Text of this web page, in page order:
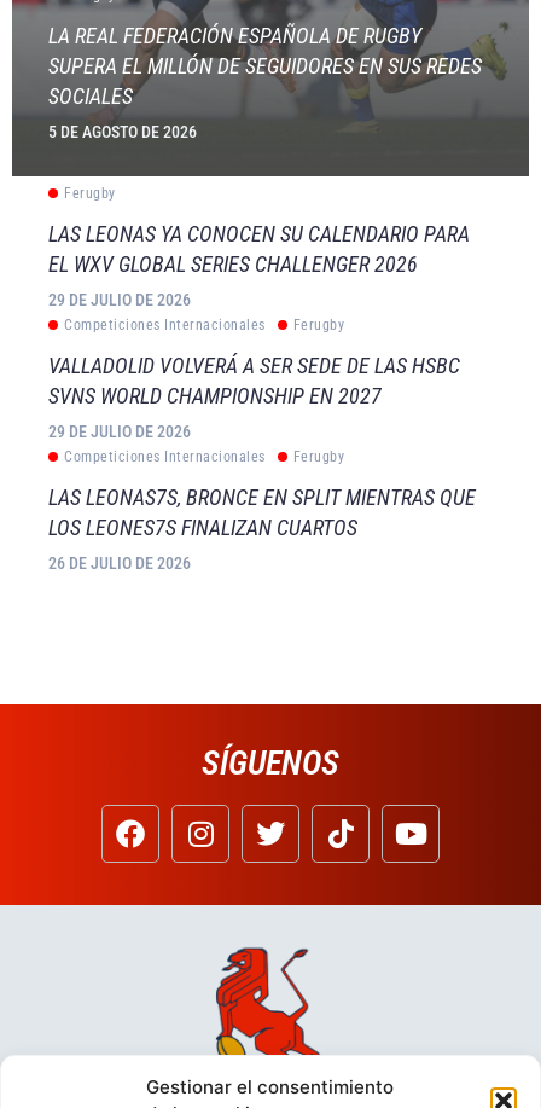
Gestionar el consentimiento
LA REAL FEDERACIÓN ESPAÑOLA DE RUGBY
SUPERA EL MILLÓN DE SEGUIDORES EN SUS REDES
SOCIALES
5 DE AGOSTO DE 2026
Ferugby
LAS LEONAS YA CONOCEN SU CALENDARIO PARA
EL WXV GLOBAL SERIES CHALLENGER 2026
29 DE JULIO DE 2026
Competiciones Internacionales Ferugby
VALLADOLID VOLVERÁ A SER SEDE DE LAS HSBC
SVNS WORLD CHAMPIONSHIP EN 2027
29 DE JULIO DE 2026
Competiciones Internacionales Ferugby
LAS LEONAS7S, BRONCE EN SPLIT MIENTRAS QUE
LOS LEONES7S FINALIZAN CUARTOS
26 DE JULIO DE 2026
SÍGUENOS